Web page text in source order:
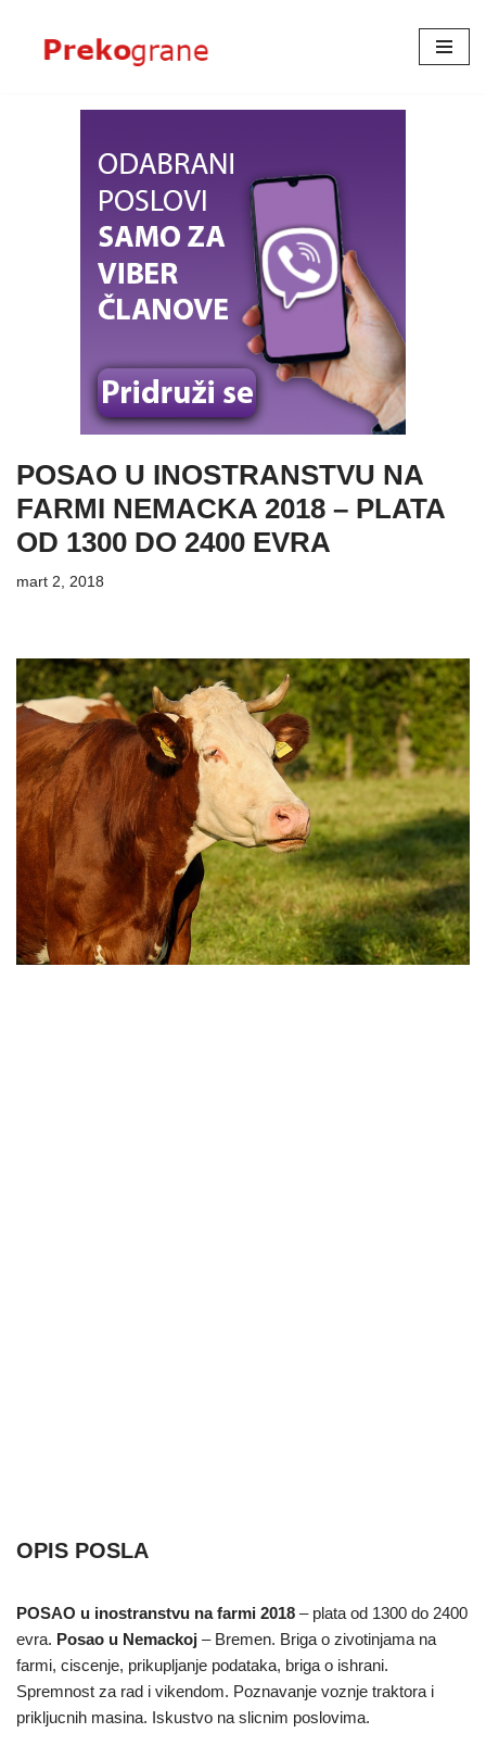
Skoči
POSAO U INOSTRANSTVU NA
FARMI NEMACKA 2018 – PLATA
OD 1300 DO 2400 EVRA
mart 2, 2018
OPIS POSLA
POSAO u inostranstvu na farmi 2018 – plata od 1300 do 2400
evra. Posao u Nemackoj – Bremen. Briga o zivotinjama na
farmi, ciscenje, prikupljanje podataka, briga o ishrani.
Spremnost za rad i vikendom. Poznavanje voznje traktora i
prikljucnih masina. Iskustvo na slicnim poslovima.